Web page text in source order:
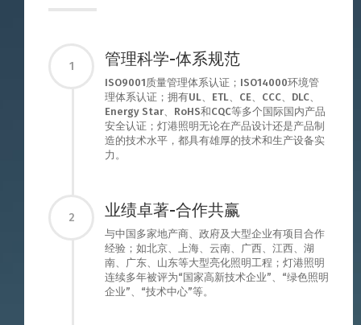
1 管理科学-体系规范
ISO9001质量管理体系认证；ISO14000环境管
理体系认证；拥有UL、ETL、CE、CCC、DLC、
Energy Star、RoHS和CQC等多个国际国内产品
安全认证；灯港照明无论在产品设计还是产品制
造的技术水平，都具有雄厚的技术和生产设备实
力。
2 业绩卓著-合作共赢
与中国多家地产商、政府及大型企业有项目合作
经验；如北京、上海、云南、广西、江西、湖
南、广东、山东等大型亮化照明工程；灯港照明
连续多年被评为“国家高新技术企业”、“绿色照明
企业”、“技术中心”等。